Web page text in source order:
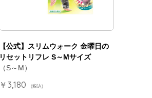
【公式】スリムウォーク 金曜日の
リセットリフレ S～Mサイズ
（S～M）
￥3,180 (税込)